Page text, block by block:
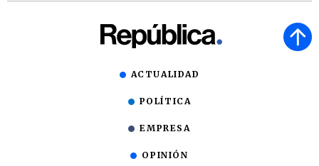
ACTUALIDAD
POLÍTICA
EMPRESA
OPINIÓN